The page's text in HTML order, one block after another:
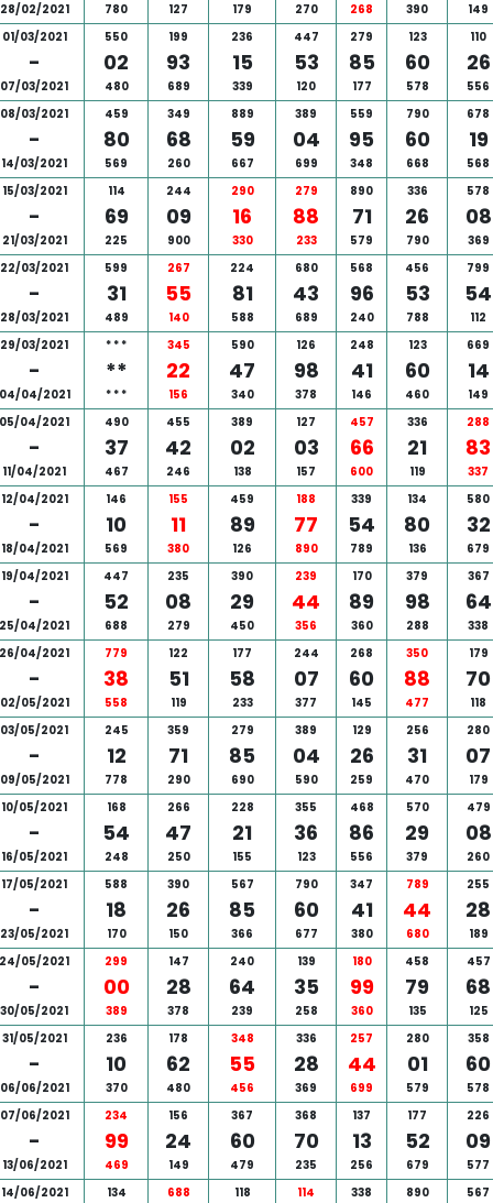
28/02/2021 780 127 179 270 268 390
149
01/03/2021
-
07/03/2021
550
02
480
199
93
689
236
15
339
447
53
120
279
85
177
123
60
578
110
26
556
08/03/2021
-
14/03/2021
459
80
569
349
68
260
889
59
667
389
04
699
559
95
348
790
60
668
678
19
568
15/03/2021
-
21/03/2021
114
69
225
244
09
900
290
16
330
279
88
233
890
71
579
336
26
790
578
08
369
22/03/2021
-
28/03/2021
599
31
489
267
55
140
224
81
588
680
43
689
568
96
240
456
53
788
799
54
112
29/03/2021
-
04/2021
* * *
**
* * *
345
22
156
590
47
340
126
98
378
248
41
146
123
60
460
669
14
149
05/04/2021
-
11/04/2021
490
37
467
455
42
246
389
02
138
127
03
157
457
66
600
336
21
119
288
83
337
12/04/2021
-
18/04/2021
146
10
569
155
11
380
459
89
126
188
77
890
339
54
789
134
80
136
580
32
679
19/04/2021
-
25/04/2021
447
52
688
235
08
279
390
29
450
239
44
356
170
89
360
379
98
288
367
64
338
26/04/2021
-
02/05/2021
779
38
558
122
51
119
177
58
233
244
07
377
268
60
145
350
88
477
179
70
118
03/05/2021
-
09/05/2021
245
12
778
359
71
290
279
85
690
389
04
590
129
26
259
256
31
470
280
07
179
10/05/2021
-
16/05/2021
168
54
248
266
47
250
228
21
155
355
36
123
468
86
556
570
29
379
479
08
260
17/05/2021
-
23/05/2021
588
18
170
390
26
150
567
85
366
790
60
677
347
41
380
789
44
680
255
28
189
24/05/2021
-
30/05/2021
299
00
389
147
28
378
240
64
239
139
35
258
180
99
360
458
79
135
457
68
125
31/05/2021
-
06/06/2021
236
10
370
178
62
480
348
55
456
336
28
369
257
44
699
280
01
579
358
60
578
07/06/2021
-
13/06/2021
234
99
469
156
24
149
367
60
479
368
70
235
137
13
256
177
52
679
226
09
577
14/06/2021
134 688 118 114 338 890 567